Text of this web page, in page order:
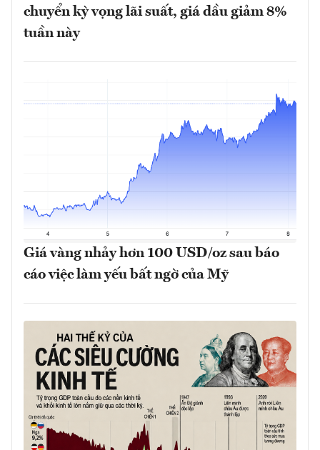
chuyển kỳ vọng lãi suất, giá dầu giảm 8%
tuần này
Giá vàng nhảy hơn 100 USD/oz sau báo
cáo việc làm yếu bất ngờ của Mỹ